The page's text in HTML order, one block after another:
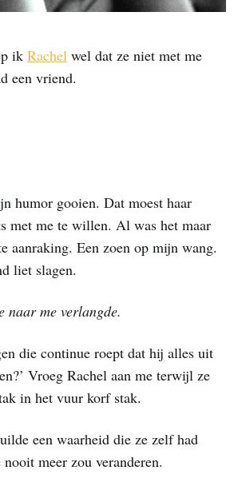
ik Rachel wel dat ze niet met me
een vriend.
humor gooien. Dat moest haar
met me te willen. Al was het maar
aanraking. Een zoen op mijn wang.
liet slagen.
naar me verlangde.
die continue roept dat hij alles uit
Vroeg Rachel aan me terwijl ze
in het vuur korf stak.
een waarheid die ze zelf had
meer zou veranderen.